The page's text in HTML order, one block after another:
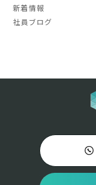
新着情報
社員ブログ